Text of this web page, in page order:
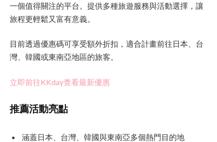
一個值得關注的平台。提供多種旅遊服務與活動選擇，讓
旅程更輕鬆又富有意義。
目前透過優惠碼可享受額外折扣，適合計畫前往日本、台
灣、韓國或東南亞地區的旅客。
立即前往KKday查看最新優惠
推薦活動亮點
涵蓋日本、台灣、韓國與東南亞多個熱門目的地